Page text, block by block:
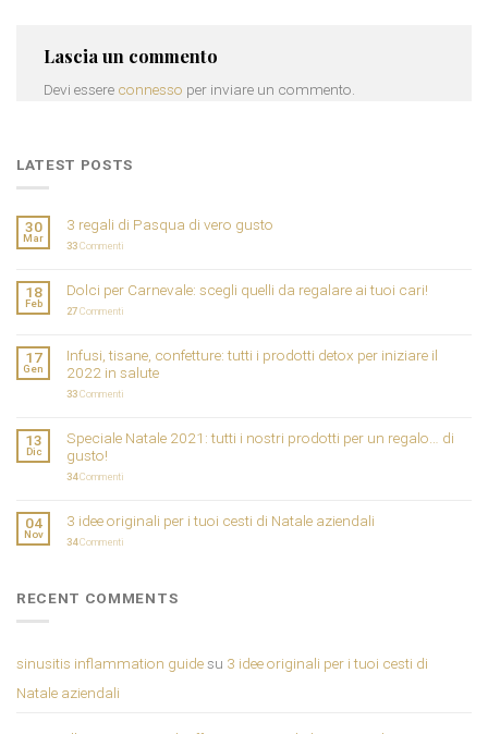
Lascia un commento
Devi essere connesso per inviare un commento.
LATEST POSTS
30
Mar
3 regali di Pasqua di vero gusto
33Commenti
18
Feb
Dolci per Carnevale: scegli quelli da regalare ai tuoi cari!
27Commenti
17
Gen
Infusi, tisane, confetture: tutti i prodotti detox per iniziare il
2022 in salute
33Commenti
13
Dic
Speciale Natale 2021: tutti i nostri prodotti per un regalo… di
gusto!
34Commenti
04
Nov
3 idee originali per i tuoi cesti di Natale aziendali
34Commenti
RECENT COMMENTS
sinusitis inflammation guidesu 3 idee originali per i tuoi cesti di
Natale aziendali